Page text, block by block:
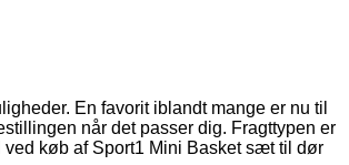
En favorit iblandt mange er nu til
når det passer dig. Fragttypen er
køb af Sport1 Mini Basket sæt til dør